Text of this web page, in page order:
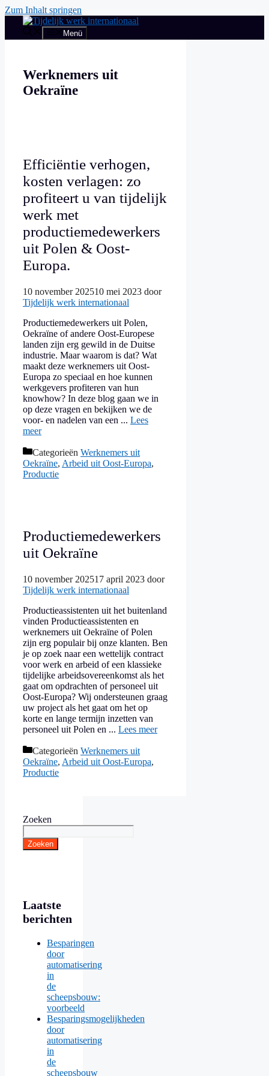
Zum Inhalt springen
Menü
Werknemers uit
Oekraïne
Efficiëntie verhogen,
kosten verlagen: zo
profiteert u van tijdelijk
werk met
productiemedewerkers
uit Polen & Oost-
Europa.
10 november 202510 mei 2023 door
Tijdelijk werk internationaal
Productiemedewerkers uit Polen,
Oekraïne of andere Oost-Europese
landen zijn erg gewild in de Duitse
industrie. Maar waarom is dat? Wat
maakt deze werknemers uit Oost-
Europa zo speciaal en hoe kunnen
werkgevers profiteren van hun
knowhow? In deze blog gaan we in
op deze vragen en bekijken we de
voor- en nadelen van een ... Lees
meer
Categorieën Werknemers uit
Oekraïne, Arbeid uit Oost-Europa,
Productie
Productiemedewerkers
uit Oekraïne
10 november 202517 april 2023 door
Tijdelijk werk internationaal
Productieassistenten uit het buitenland
vinden Productieassistenten en
werknemers uit Oekraïne of Polen
zijn erg populair bij onze klanten. Ben
je op zoek naar een wettelijk contract
voor werk en arbeid of een klassieke
tijdelijke arbeidsovereenkomst als het
gaat om opdrachten of personeel uit
Oost-Europa? Wij ondersteunen graag
uw project als het gaat om het op
korte en lange termijn inzetten van
personeel uit Polen en ... Lees meer
Categorieën Werknemers uit
Oekraïne, Arbeid uit Oost-Europa,
Productie
Zoeken
Zoeken
Laatste
berichten
Besparingen
door
automatisering
in
de
scheepsbouw:
voorbeeld
Besparingsmogelijkheden
door
automatisering
in
de
scheepsbouw